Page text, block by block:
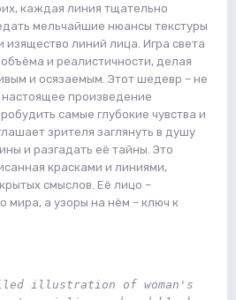
каждая линия тщательно
мельчайшие нюансы текстуры
изящество линий лица. Игра света
и реалистичности, делая
и осязаемым. Этот шедевр – не
произведение
самые глубокие чувства и
зрителя заглянуть в душу
и разгадать её тайны. Это
красками и линиями,
смыслов. Её лицо –
мира, а узоры на нём – ключ к
illustration of woman's